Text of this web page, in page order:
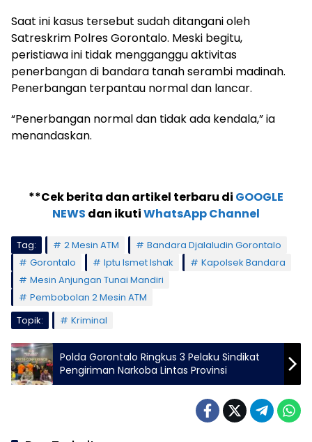
Saat ini kasus tersebut sudah ditangani oleh
Satreskrim Polres Gorontalo. Meski begitu,
peristiawa ini tidak mengganggu aktivitas
penerbangan di bandara tanah serambi madinah.
Penerbangan terpantau normal dan lancar.
“Penerbangan normal dan tidak ada kendala,” ia
menandaskan.
**Cek berita dan artikel terbaru di GOOGLE
NEWS dan ikutiWhatsApp Channel
Tag: 2 Mesin ATM
Bandara Djalaludin Gorontalo
Gorontalo
Iptu Ismet Ishak
Kapolsek Bandara
Mesin Anjungan Tunai Mandiri
Pembobolan 2 Mesin ATM
Topik:
Kriminal
Polda Gorontalo Ringkus 3 Pelaku Sindikat
Pengiriman Narkoba Lintas Provinsi